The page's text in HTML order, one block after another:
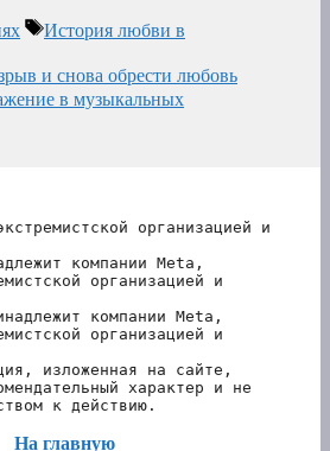
Метки
История любви в
и снова обрести любовь
в музыкальных
организацией и
компании Meta,
организацией и
компании Meta,
организацией и
изложенная на сайте,
характер и не
к действию.
На главную